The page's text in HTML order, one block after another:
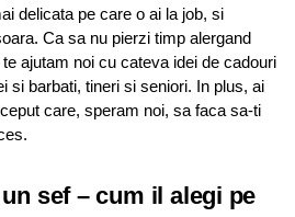
delicata pe care o ai la job, si
Ca sa nu pierzi timp alergand
ajutam noi cu cateva idei de cadouri
si barbati, tineri si seniori. In plus, ai
care, speram noi, sa faca sa-ti
sef – cum il alegi pe